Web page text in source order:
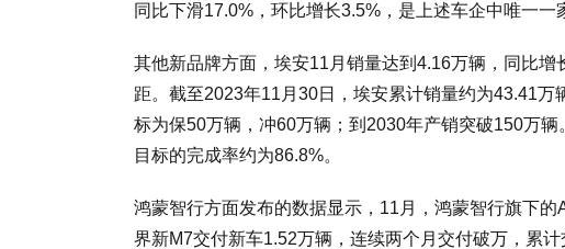
同比下滑17.0%，环比增长3.5%，是上述车企中唯一一
其他新品牌方面，埃安11月销量达到4.16万辆，同比
距。截至2023年11月30日，埃安累计销量约为43.41
标为保50万辆，冲60万辆；到2030年产销突破150万
目标的完成率约为86.8%。
鸿蒙智行方面发布的数据显示，11月，鸿蒙智行旗下
界新M7交付新车1.52万辆，连续两个月交付破万，累